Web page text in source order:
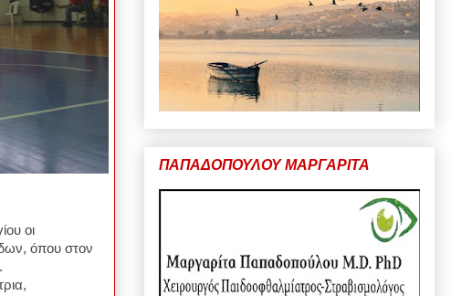
οι
όπου στον
ΠΑΠΑΔΟΠΟΥΛΟΥ ΜΑΡΓΑΡΙΤΑ